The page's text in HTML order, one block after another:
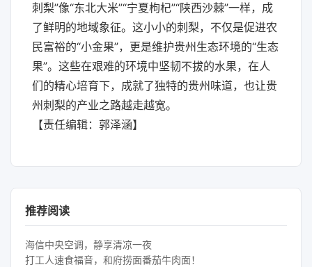
刺梨”像“东北大米”“宁夏枸杞”“陕西沙棘”一样，成
了鲜明的地域象征。这小小的刺梨，不仅是促进农
民富裕的“小金果”，更是维护贵州生态环境的“生态
果”。这些在艰难的环境中坚韧不拔的水果，在人
们的精心培育下，成就了独特的贵州味道，也让贵
州刺梨的产业之路越走越宽。
【责任编辑：郭泽涵】
推荐阅读
海信中央空调，静享清凉一夜
打工人速食福音，和府捞面番茄牛肉面！